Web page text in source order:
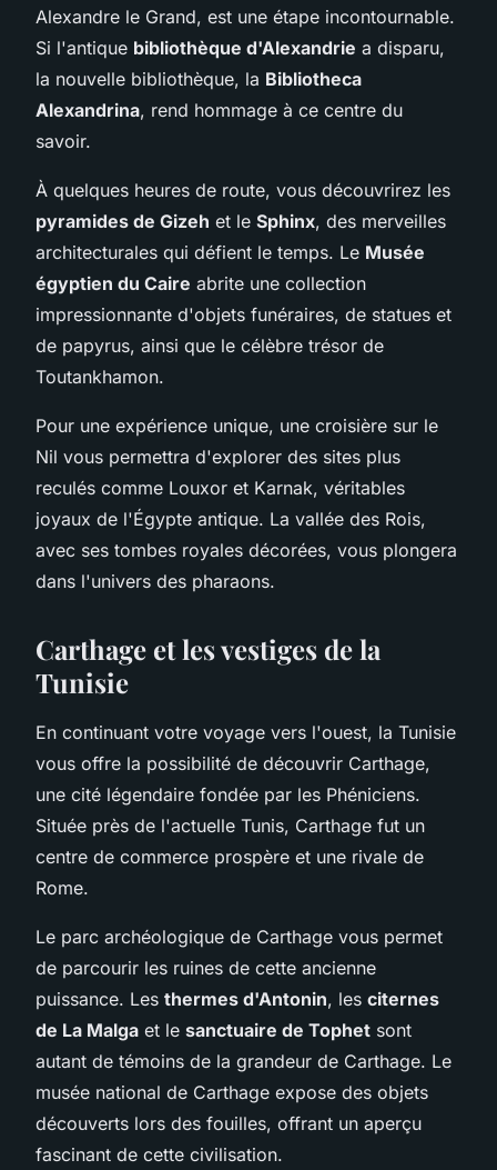
Alexandre le Grand, est une étape incontournable.
Si l'antique bibliothèque d'Alexandrie a disparu,
la nouvelle bibliothèque, la Bibliotheca
Alexandrina, rend hommage à ce centre du
savoir.
À quelques heures de route, vous découvrirez les
pyramides de Gizeh et le Sphinx, des merveilles
architecturales qui défient le temps. Le Musée
égyptien du Caire abrite une collection
impressionnante d'objets funéraires, de statues et
de papyrus, ainsi que le célèbre trésor de
Toutankhamon.
Pour une expérience unique, une croisière sur le
Nil vous permettra d'explorer des sites plus
reculés comme Louxor et Karnak, véritables
joyaux de l'Égypte antique. La vallée des Rois,
avec ses tombes royales décorées, vous plongera
dans l'univers des pharaons.
Carthage et les vestiges de la
Tunisie
En continuant votre voyage vers l'ouest, la Tunisie
vous offre la possibilité de découvrir Carthage,
une cité légendaire fondée par les Phéniciens.
Située près de l'actuelle Tunis, Carthage fut un
centre de commerce prospère et une rivale de
Rome.
Le parc archéologique de Carthage vous permet
de parcourir les ruines de cette ancienne
puissance. Les thermes d'Antonin, les citernes
de La Malga et le sanctuaire de Tophet sont
autant de témoins de la grandeur de Carthage. Le
musée national de Carthage expose des objets
découverts lors des fouilles, offrant un aperçu
fascinant de cette civilisation.